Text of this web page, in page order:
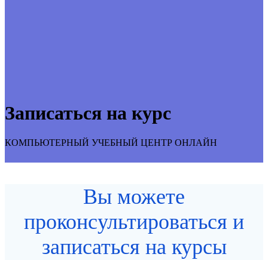
Записаться на курс
КОМПЬЮТЕРНЫЙ УЧЕБНЫЙ ЦЕНТР ОНЛАЙН
Вы можете
проконсультироваться и
записаться на курсы